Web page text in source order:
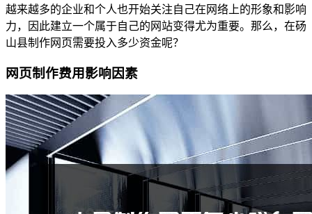
越来越多的企业和个人也开始关注自己在网络上的形象和影响
力，因此建立一个属于自己的网站变得尤为重要。那么，在砀
山县制作网页需要投入多少资金呢？
网页制作费用影响因素